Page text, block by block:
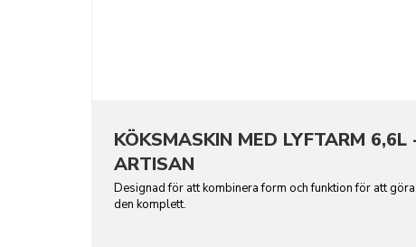
KÖKSMASKIN MED LYFTARM 6,6L
ARTISAN
Designad för att kombinera form och funktion för att göra
den komplett.